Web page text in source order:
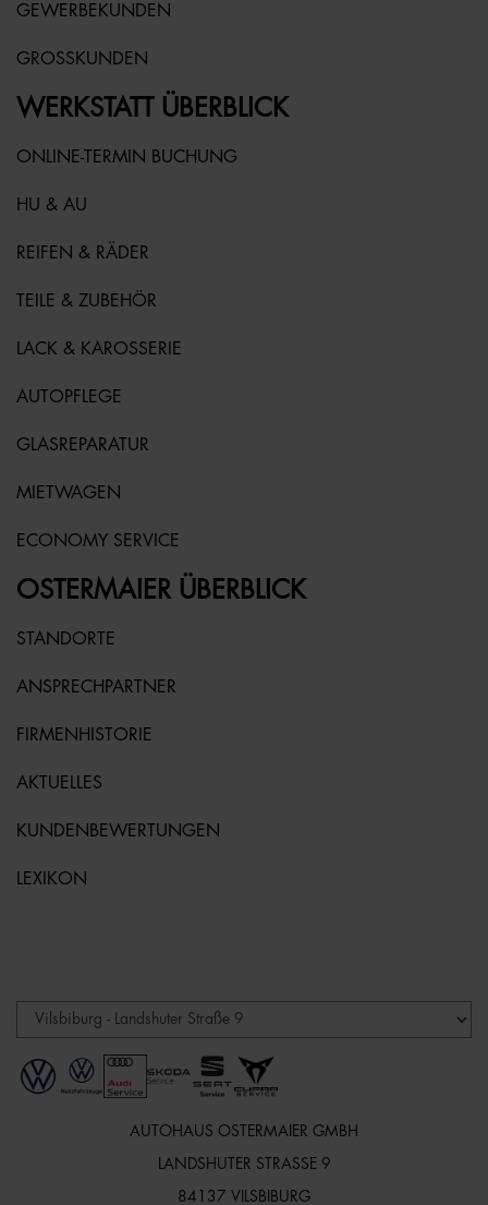
GEWERBEKUNDEN
GROSSKUNDEN
WERKSTATT ÜBERBLICK
ONLINE-TERMIN BUCHUNG
HU & AU
REIFEN & RÄDER
TEILE & ZUBEHÖR
LACK & KAROSSERIE
AUTOPFLEGE
GLASREPARATUR
MIETWAGEN
ECONOMY SERVICE
OSTERMAIER ÜBERBLICK
STANDORTE
ANSPRECHPARTNER
FIRMENHISTORIE
AKTUELLES
KUNDENBEWERTUNGEN
LEXIKON
AUTOHAUS OSTERMAIER GMBH
LANDSHUTER STRASSE 9
84137 VILSBIBURG